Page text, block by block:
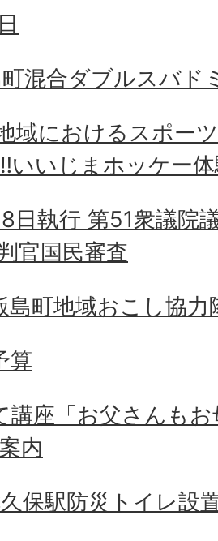
混合ダブルスバド
域におけるスポー
‼いいじまホッケー
日執行 第51衆議院
官国民審査
島町地域おこし協力
算
講座「お父さんも
内
保駅防災トイレ設